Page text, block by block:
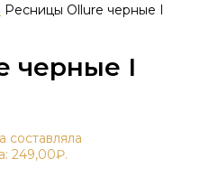
Ресницы Ollure черные I
черные I
составляла
249,00₽.